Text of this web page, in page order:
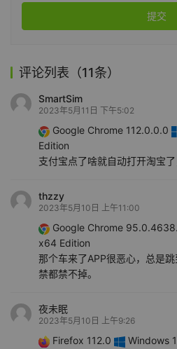
提交
评论列表（11条）
SmartSim
2023年5月11日 下午5:02
Google Chrome 112.0.0.0
Edition
支付宝点了啥就自动打开淘宝
thzzy
2023年5月10日 上午11:00
Google Chrome
x64 Edition
那个车来了APP很恶心，总是跳
禁都禁不掉。
夜未眠
2023年5月10日 上午9:26
Firefox 112.0
Windows